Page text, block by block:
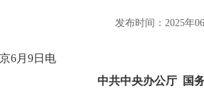
发布时间：2025年
6月9日电
中共中央办公厅 国